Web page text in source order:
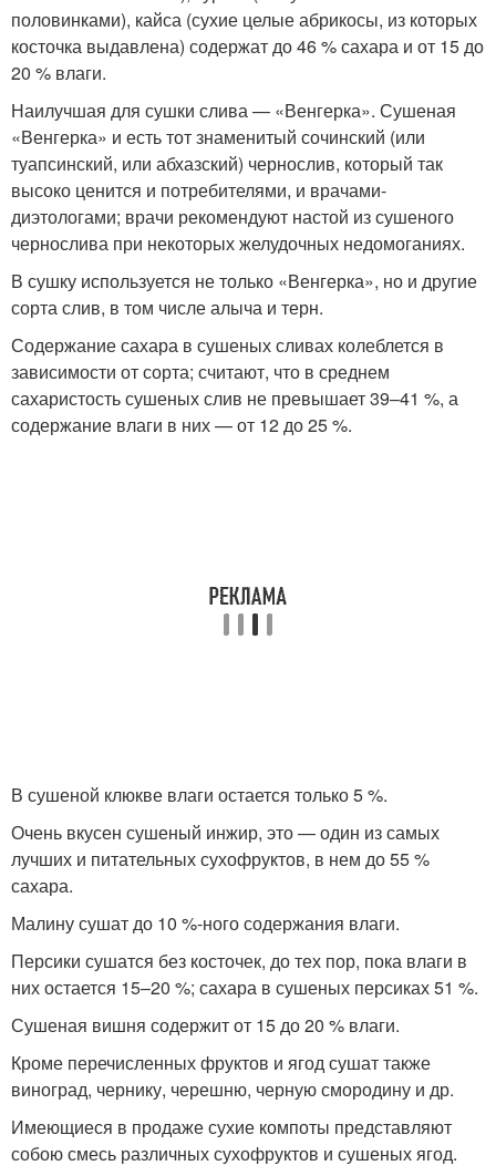
половинками), кайса (сухие целые абрикосы, из которых
косточка выдавлена) содержат до 46 % сахара и от 15 до
20 % влаги.
Наилучшая для сушки слива — «Венгерка». Сушеная
«Венгерка» и есть тот знаменитый сочинский (или
туапсинский, или абхазский) чернослив, который так
высоко ценится и потребителями, и врачами-
диэтологами; врачи рекомендуют настой из сушеного
чернослива при некоторых желудочных недомоганиях.
В сушку используется не только «Венгерка», но и другие
сорта слив, в том числе алыча и терн.
Содержание сахара в сушеных сливах колеблется в
зависимости от сорта; считают, что в среднем
сахаристость сушеных слив не превышает 39–41 %, а
содержание влаги в них — от 12 до 25 %.
В сушеной клюкве влаги остается только 5 %.
Очень вкусен сушеный инжир, это — один из самых
лучших и питательных сухофруктов, в нем до 55 %
сахара.
Малину сушат до 10 %-ного содержания влаги.
Персики сушатся без косточек, до тех пор, пока влаги в
них остается 15–20 %; сахара в сушеных персиках 51 %.
Сушеная вишня содержит от 15 до 20 % влаги.
Кроме перечисленных фруктов и ягод сушат также
виноград, чернику, черешню, черную смородину и др.
Имеющиеся в продаже сухие компоты представляют
собою смесь различных сухофруктов и сушеных ягод.